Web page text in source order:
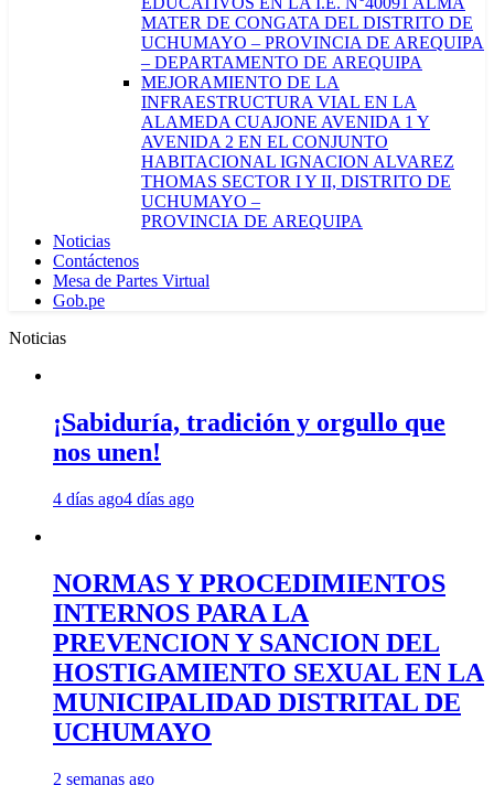
MATER DE CONGATA DEL DISTRITO DE
UCHUMAYO – PROVINCIA DE AREQUIPA
– DEPARTAMENTO DE AREQUIPA
MEJORAMIENTO DE LA
INFRAESTRUCTURA VIAL EN LA
ALAMEDA CUAJONE AVENIDA 1 Y
AVENIDA 2 EN EL CONJUNTO
HABITACIONAL IGNACION ALVAREZ
THOMAS SECTOR I Y II, DISTRITO DE
UCHUMAYO –
PROVINCIA DE AREQUIPA
Noticias
Contáctenos
Mesa de Partes Virtual
Gob.pe
Noticias
¡Sabiduría, tradición y orgullo que
nos unen!
4 días ago4 días ago
NORMAS Y PROCEDIMIENTOS
INTERNOS PARA LA
PREVENCION Y SANCION DEL
HOSTIGAMIENTO SEXUAL EN LA
MUNICIPALIDAD DISTRITAL DE
UCHUMAYO
2 semanas ago